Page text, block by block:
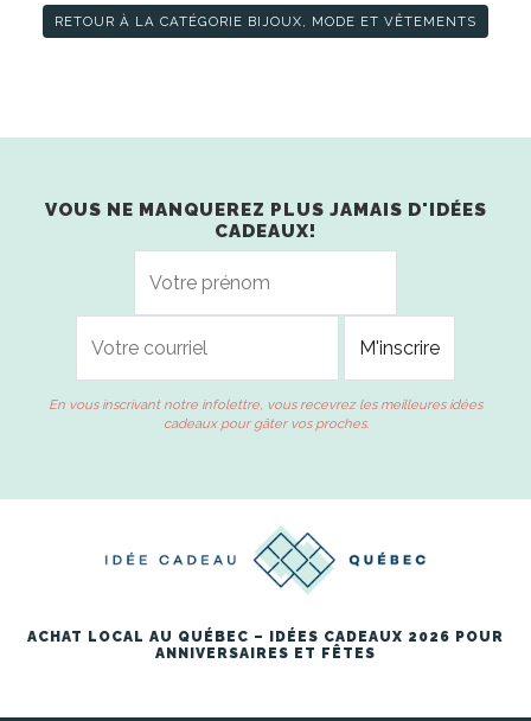
RETOUR À LA CATÉGORIE BIJOUX, MODE ET VÊTEMENTS
VOUS NE MANQUEREZ PLUS JAMAIS D'IDÉES
CADEAUX!
En vous inscrivant notre infolettre, vous recevrez les meilleures idées
cadeaux pour gâter vos proches.
ACHAT LOCAL AU QUÉBEC – IDÉES CADEAUX 2026 POUR
ANNIVERSAIRES ET FÊTES